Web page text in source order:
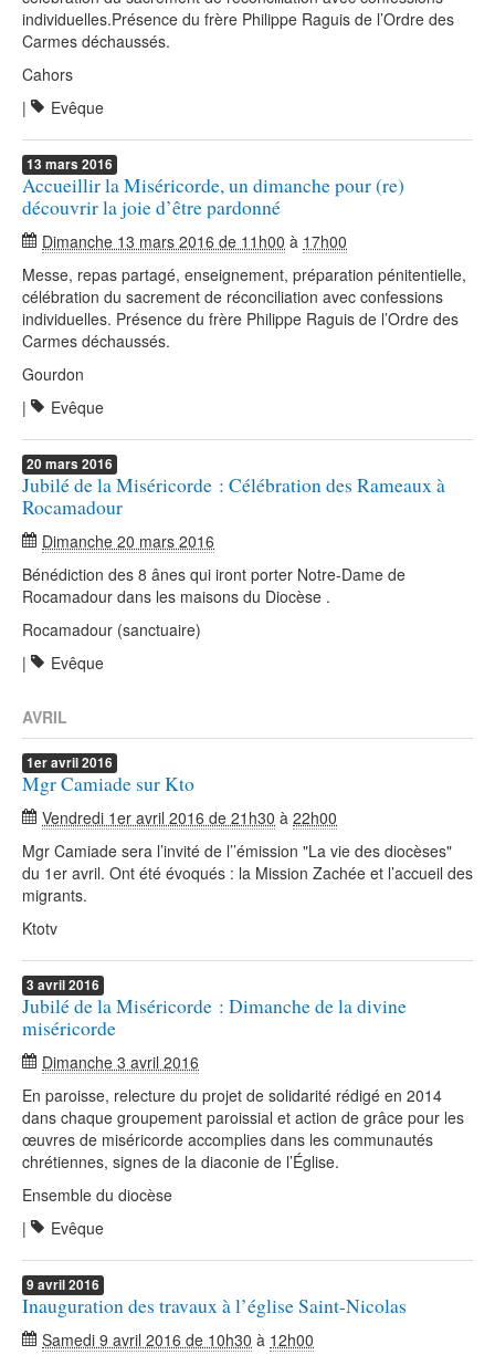
individuelles.Présence du frère Philippe Raguis de l’Ordre des
Carmes déchaussés.
Cahors
|
Evêque
13 mars 2016
Accueillir la Miséricorde, un dimanche pour (re)
découvrir la joie d’être pardonné
Dimanche 13 mars 2016 de 11h00 à 17h00
Messe, repas partagé, enseignement, préparation pénitentielle,
célébration du sacrement de réconciliation avec confessions
individuelles. Présence du frère Philippe Raguis de l’Ordre des
Carmes déchaussés.
Gourdon
|
Evêque
20 mars 2016
Jubilé de la Miséricorde : Célébration des Rameaux à
Rocamadour
Dimanche 20 mars 2016
Bénédiction des 8 ânes qui iront porter Notre-Dame de
Rocamadour dans les maisons du Diocèse .
Rocamadour (sanctuaire)
|
Evêque
AVRIL
1eravril2016
Mgr Camiade sur Kto
Vendredi 1er avril 2016 de 21h30 à 22h00
Mgr Camiade sera l’invité de l’’émission "La vie des diocèses"
du 1er avril. Ont été évoqués : la Mission Zachée et l’accueil des
migrants.
Ktotv
3 avril2016
Jubilé de la Miséricorde : Dimanche de la divine
miséricorde
Dimanche 3 avril 2016
En paroisse, relecture du projet de solidarité rédigé en 2014
dans chaque groupement paroissial et action de grâce pour les
œuvres de miséricorde accomplies dans les communautés
chrétiennes, signes de la diaconie de l’Église.
Ensemble du diocèse
|
Evêque
9 avril2016
Inauguration des travaux à l’église Saint-Nicolas
Samedi 9 avril 2016 de 10h30 à 12h00